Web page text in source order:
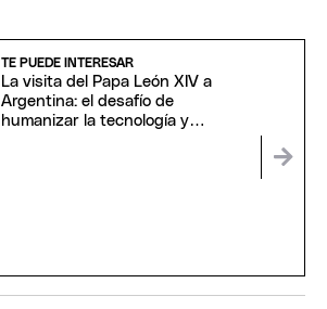
TE PUEDE INTERESAR
La visita del Papa León XIV a
Argentina: el desafío de
humanizar la tecnología y